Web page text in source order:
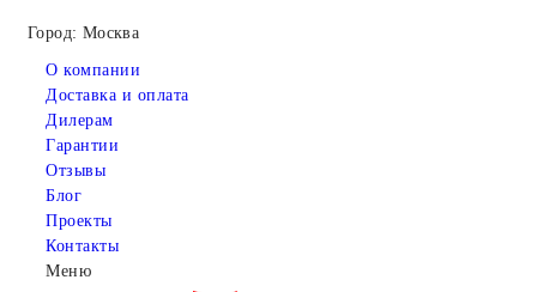
Город: Москва
О компании
Доставка и оплата
Дилерам
Гарантии
Отзывы
Блог
Проекты
Контакты
Меню